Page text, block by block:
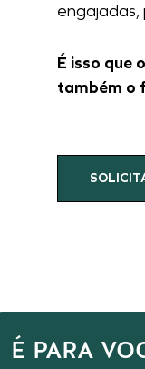
É isso que
também o
É PARA